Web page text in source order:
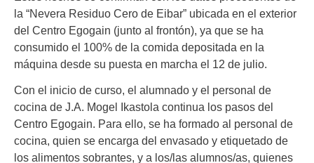
la “Nevera Residuo Cero de Eibar” ubicada en el exterior
del Centro Egogain (junto al frontón), ya que se ha
consumido el 100% de la comida depositada en la
máquina desde su puesta en marcha el 12 de julio.
Con el inicio de curso, el alumnado y el personal de
cocina de J.A. Mogel Ikastola continua los pasos del
Centro Egogain. Para ello, se ha formado al personal de
cocina, quien se encarga del envasado y etiquetado de
los alimentos sobrantes, y a los/las alumnos/as, quienes